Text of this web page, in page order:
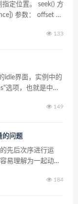
定位置。 seek() 方
参数： offset —
133
idle界面，实例中的
选项，也就是中文
149
的问题
先后次序进行运
易理解为一起动
184